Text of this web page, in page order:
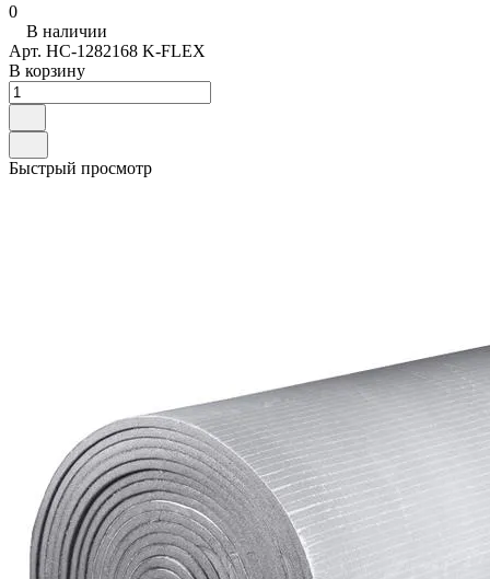
0
В наличии
Арт. НС-1282168 K-FLEX
В корзину
Быстрый просмотр